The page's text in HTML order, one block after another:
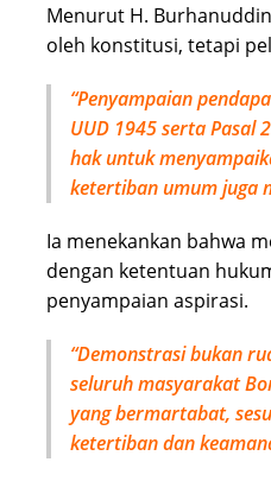
Menurut H.
oleh konstitusi, tetapi
“Penyampaian
UUD 1945 serta Pasal
hak untuk
ketertiban umum juga
Ia menekankan bahwa
dengan ketentuan
penyampaian aspirasi.
“Demonstrasi bukan
seluruh masyarakat
yang bermartabat,
ketertiban dan